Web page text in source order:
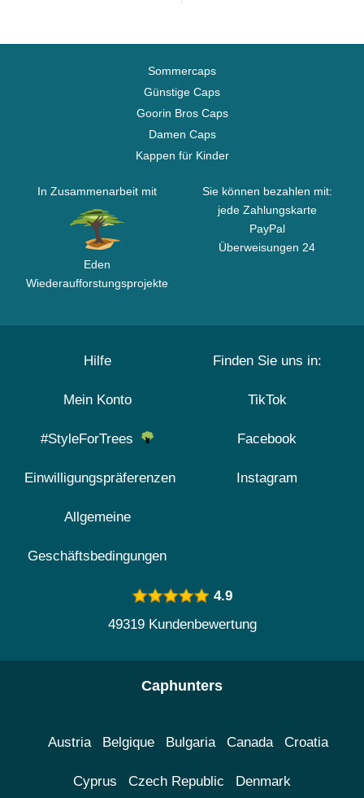
Sommercaps
Günstige Caps
Goorin Bros Caps
Damen Caps
Kappen für Kinder
In Zusammenarbeit mit
Eden
Wiederaufforstungsprojekte
Sie können bezahlen mit:
jede Zahlungskarte
PayPal
Überweisungen 24
Hilfe
Mein Konto
#StyleForTrees
Einwilligungspräferenzen
Allgemeine
Geschäftsbedingungen
Finden Sie uns in:
TikTok
Facebook
Instagram
4.9
49319 Kundenbewertung
Caphunters
Austria Belgique Bulgaria Canada Croatia
Cyprus Czech Republic Denmark